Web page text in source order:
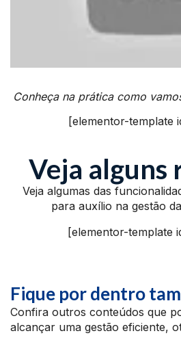
Conheça na prática como
[elementor-template
Veja alguns
Veja algumas das
para auxílio na gestão
[elementor-template
Fique por dentro
Confira outros conteúdos que
alcançar uma gestão eficiente,